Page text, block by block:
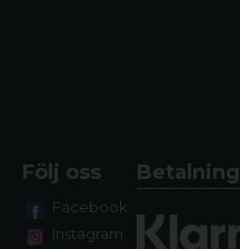
Följ oss
Facebook
Instagram
Betalning